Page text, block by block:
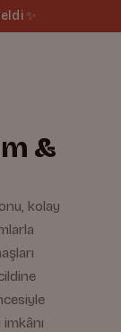
✨
&
kolay